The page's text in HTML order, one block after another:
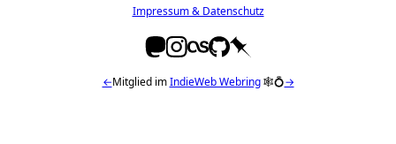
Impressum & Datenschutz
←Mitglied imIndieWeb Webring🕸💍→